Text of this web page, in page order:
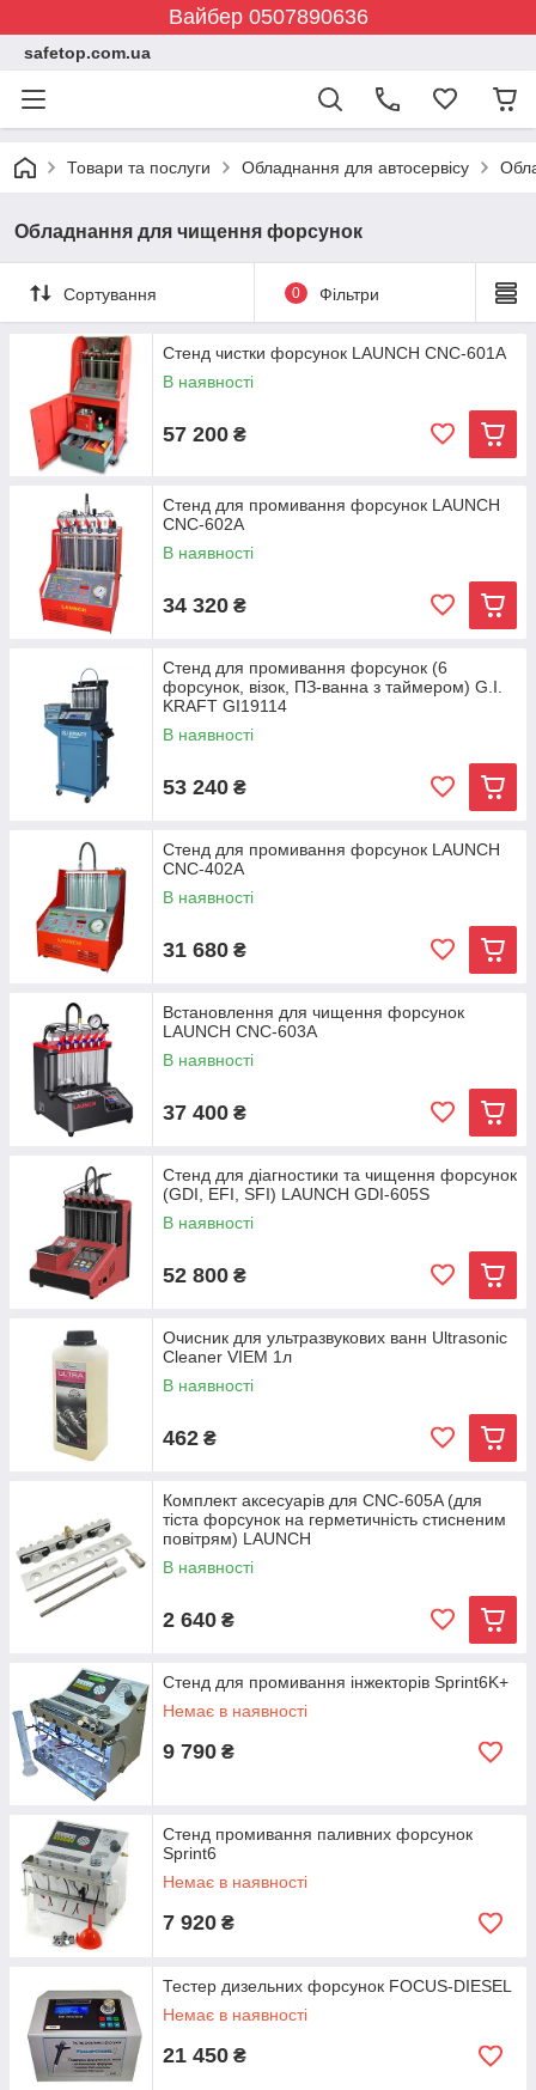
Вайбер 0507890636
safetop.com.ua
Товари та послуги Обладнання для автосервісу
Обладнання для чищення форсунок
Сортування 0 Фільтри
Стенд чистки форсунок LAUNCH CNC-601A
В наявності
57 200 ₴
Стенд для промивання форсунок LAUNCH
CNC-602A
В наявності
34 320 ₴
Стенд для промивання форсунок (6
форсунок, візок, ПЗ-ванна з таймером) G.I.
KRAFT GI19114
В наявності
53 240 ₴
Стенд для промивання форсунок LAUNCH
CNC-402A
В наявності
31 680 ₴
Встановлення для чищення форсунок
LAUNCH CNC-603A
В наявності
37 400 ₴
Стенд для діагностики та чищення форсунок
(GDI, EFI, SFI) LAUNCH GDI-605S
В наявності
52 800 ₴
Очисник для ультразвукових ванн Ultrasonic
Cleaner VIEM 1л
В наявності
462 ₴
Комплект аксесуарів для CNC-605A (для
тіста форсунок на герметичність стисненим
повітрям) LAUNCH
В наявності
2 640 ₴
Стенд для промивання інжекторів Sprint6K+
Немає в наявності
9 790 ₴
Стенд промивання паливних форсунок
Sprint6
Немає в наявності
7 920 ₴
Тестер дизельних форсунок FOCUS-DIESEL
Немає в наявності
21 450 ₴